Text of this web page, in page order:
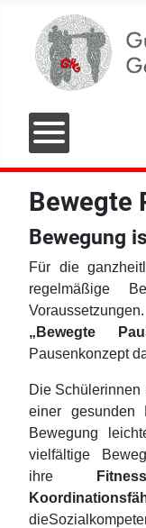
Bewegte
Bewegung
Für die
regelmäßige
„Bewegte
Pausenkonzept
Die Schülerinnen
einer
Bewegung
vielfältige
ihre
Fitness
die